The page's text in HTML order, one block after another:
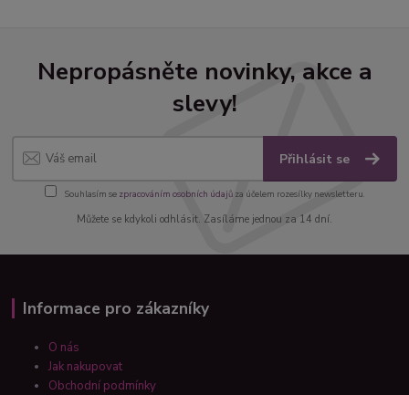
Nepropásněte novinky, akce a
slevy!
Přihlásit se
Souhlasím se zpracováním osobních údajůza účelem rozesílky newsletteru.
Můžete se kdykoli odhlásit. Zasíláme jednou za 14 dní.
Informace pro zákazníky
O nás
Jak nakupovat
Obchodní podmínky